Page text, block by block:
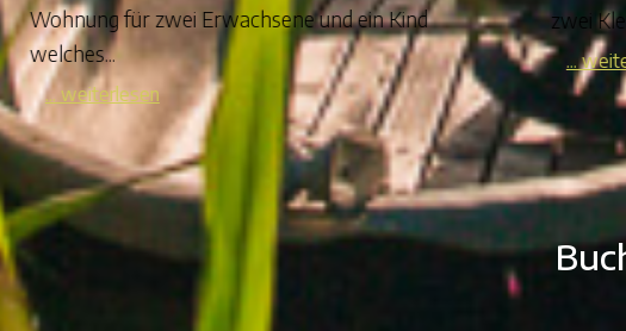
Wohnung für zwei Erwachsene und ein Kind
welches...
... weiterlesen
zwei
...